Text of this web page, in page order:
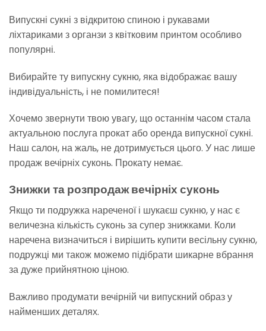
Випускні сукні з відкритою спиною і рукавами
ліхтариками з органзи з квітковим принтом особливо
популярні.
Вибирайте ту випускну сукню, яка відображає вашу
індивідуальність, і не помилитеся!
Хочемо звернути твою увагу, що останнім часом стала
актуальною послуга прокат або оренда випускної сукні.
Наш салон, на жаль, не дотримується цього. У нас лише
продаж вечірніх суконь. Прокату немає.
Знижки та розпродаж вечірніх суконь
Якщо ти подружка нареченої і шукаєш сукню, у нас є
величезна кількість суконь за супер знижками. Коли
наречена визначиться і вирішить купити весільну сукню,
подружці ми також можемо підібрати шикарне вбрання
за дуже прийнятною ціною.
Важливо продумати вечірній чи випускний образ у
найменших деталях.